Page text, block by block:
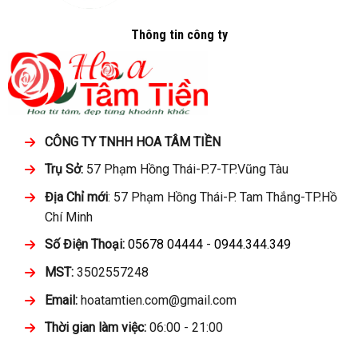
Thông tin công ty
CÔNG TY TNHH HOA TÂM TIỀN
Trụ Sở: 57 Phạm Hồng Thái-P.7-TP.Vũng Tàu
Địa Chỉ mới: 57 Phạm Hồng Thái-P. Tam Thắng-TP.Hồ
Chí Minh
Số Điện Thoại: 05678 04444- 0944.344.349
MST:3502557248
Email: hoatamtien.com@gmail.com
Thời gian làm việc:06:00 - 21:00